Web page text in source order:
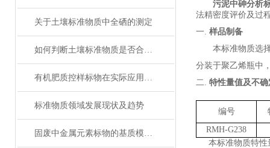
关于土壤标准物质中全硒的测定
如何判断土壤标准物质是否合格？
有机肥质控样标物在实际应用中的标准化问题
标准物质领域发展现状及趋势
固废中金属元素标物的基质模拟与定值技术解析
污泥中砷分析
法精密度评价及过
一. 样品制备
本标准物质选
分装于聚乙烯瓶中
二. 特性量值及不确
编号
RMH-G238
本标准物质特